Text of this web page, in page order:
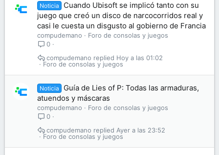
Noticia
Cuando Ubisoft se implicó tanto con su
juego que creó un disco de narcocorridos real y
casi le cuesta un disgusto al gobierno de Francia
compudemano
Foro de consolas y juegos
0
Foro de consolas y juegos
Hoy a las 01:02
compudemano
Noticia
Guía de Lies of P: Todas las armaduras,
atuendos y máscaras
compudemano
Foro de consolas y juegos
0
Foro de consolas y juegos
Ayer a las 23:52
compudemano